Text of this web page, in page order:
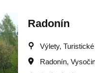
Radonín
Výlety,
Radonín,